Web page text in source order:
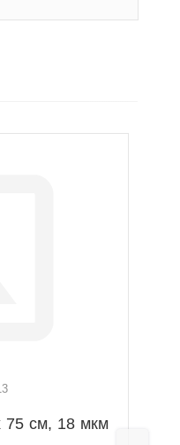
см, 18 мкм